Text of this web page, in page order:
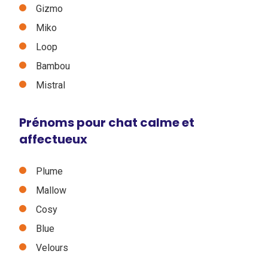
Gizmo
Miko
Loop
Bambou
Mistral
Prénoms pour chat calme et
affectueux
Plume
Mallow
Cosy
Blue
Velours